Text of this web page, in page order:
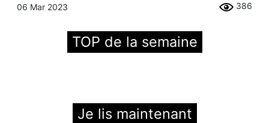
06 Mar 2023 386
TOP de la semaine
Je lis maintenant